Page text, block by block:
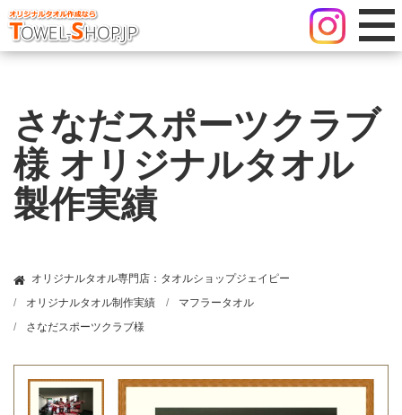
さなだスポーツクラブ
様 オリジナルタオル
製作実績
オリジナルタオル専門店：タオルショップジェイピー
オリジナルタオル制作実績
マフラータオル
さなだスポーツクラブ様